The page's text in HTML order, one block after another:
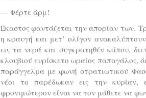
— Φέρτε άρμ!
Έκαστος φαντάζεται την απορίαν των.
η κραυγή και μετ’ ολίγον
εις τα νερά και συγκρατηθέν κάπου,
κλουβιού ευρίσκετο ωραίος παπαγάλος,
παράγγελμα με φωνή στρατιωτικού
νέοι το παρέδωκαν εις την
φρονιμώτερον είναι να τον μάθετε να